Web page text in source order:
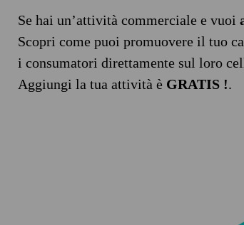
Se hai un’attività commerciale e vuoi
Scopri come puoi promuovere il tuo
i consumatori direttamente sul loro
Aggiungi la tua attività è GRATIS !.